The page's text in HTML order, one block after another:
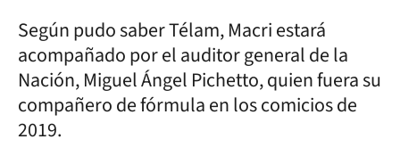
Según pudo saber Télam, Macri estará
acompañado por el auditor general de la
Nación, Miguel Ángel Pichetto, quien fuera su
compañero de fórmula en los comicios de
2019.